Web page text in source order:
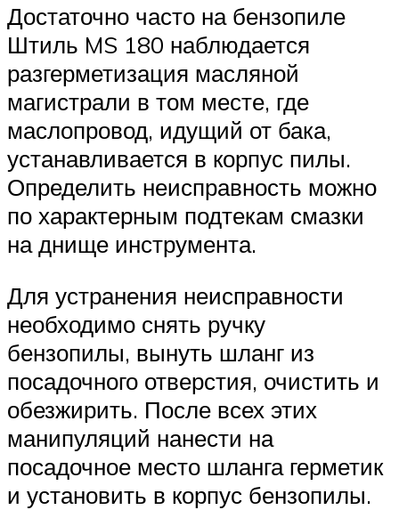
Достаточно часто на бензопиле
Штиль MS 180 наблюдается
разгерметизация масляной
магистрали в том месте, где
маслопровод, идущий от бака,
устанавливается в корпус пилы.
Определить неисправность можно
по характерным подтекам смазки
на днище инструмента.
Для устранения неисправности
необходимо снять ручку
бензопилы, вынуть шланг из
посадочного отверстия, очистить и
обезжирить. После всех этих
манипуляций нанести на
посадочное место шланга герметик
и установить в корпус бензопилы.